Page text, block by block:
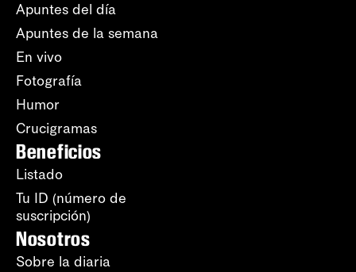
Apuntes del día
Apuntes de la semana
En vivo
Fotografía
Humor
Crucigramas
Beneficios
Listado
Tu ID (número de
suscripción)
Nosotros
Sobre la diaria